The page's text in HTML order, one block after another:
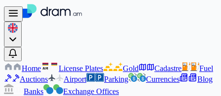
Home AM License Plates Gold Cadastre
Fuel
Auctions
Airport Parking Currencies
Blog
Banks
Exchange Offices